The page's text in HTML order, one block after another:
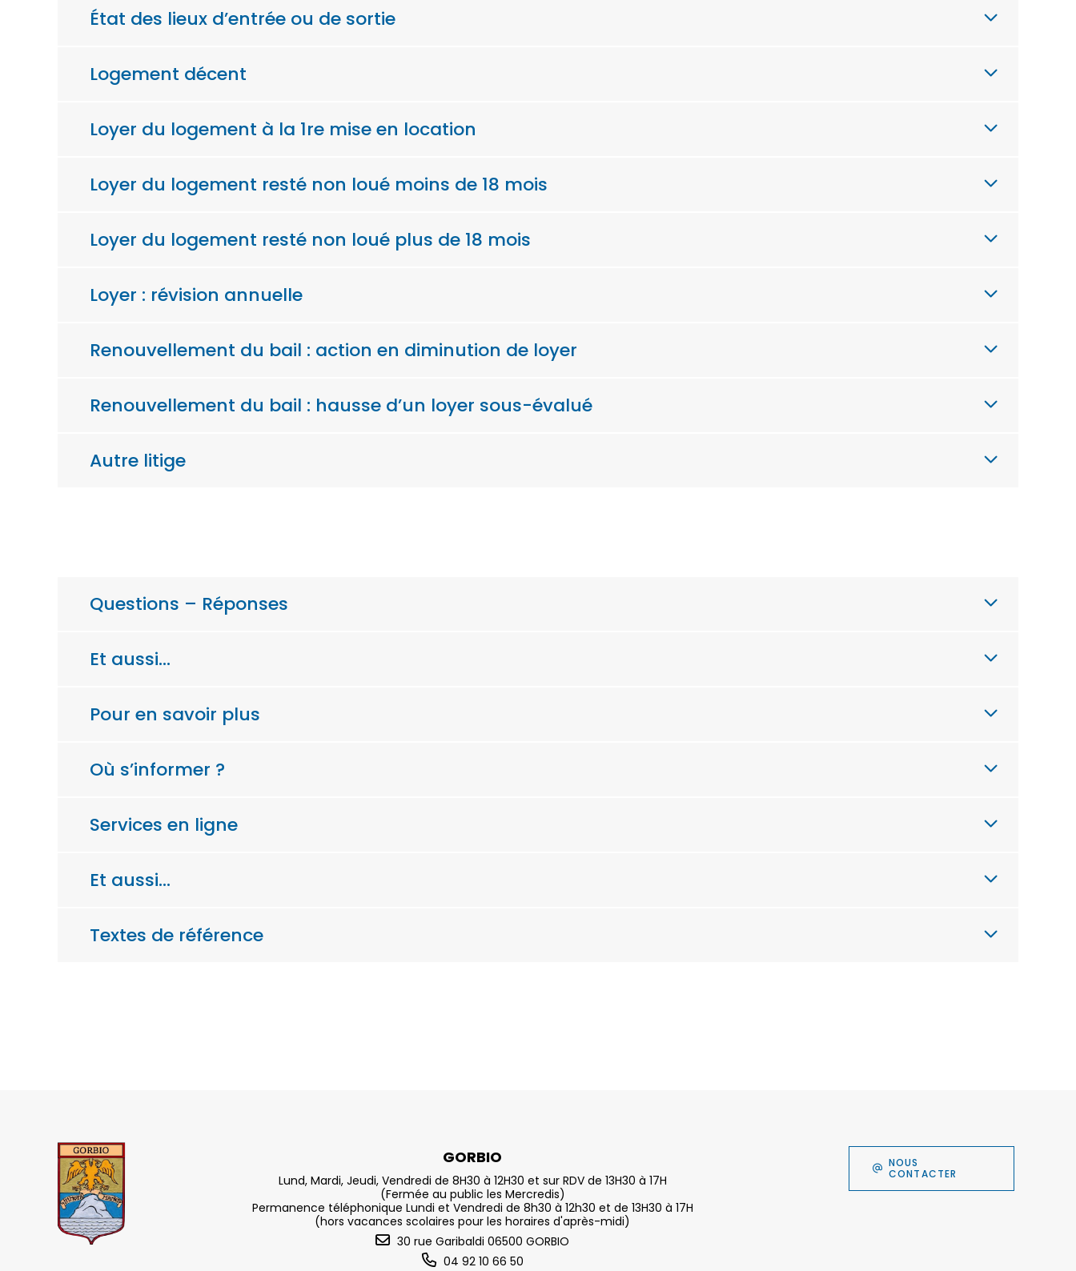
État des lieux d’entrée ou de sortie
Logement décent
Loyer du logement à la 1re mise en location
Loyer du logement resté non loué moins de 18 mois
Loyer du logement resté non loué plus de 18 mois
Loyer : révision annuelle
Renouvellement du bail : action en diminution de loyer
Renouvellement du bail : hausse d’un loyer sous-évalué
Autre litige
Questions – Réponses
Et aussi…
Pour en savoir plus
Où s’informer ?
Services en ligne
Et aussi…
Textes de référence
GORBIO
Lund, Mardi, Jeudi, Vendredi de 8H30 à 12H30 et sur RDV de 13H30 à 17H
(Fermée au public les Mercredis)
Permanence téléphonique Lundi et Vendredi de 8h30 à 12h30 et de 13H30 à 17H
(hors vacances scolaires pour les horaires d'après-midi)
30 rue Garibaldi 06500 GORBIO
04 92 10 66 50
NOUS
CONTACTER